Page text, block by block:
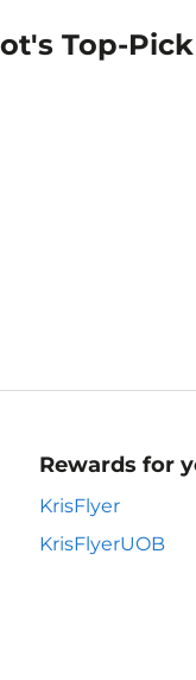
Top-
Rewards for
KrisFlyer
KrisFlyerUOB